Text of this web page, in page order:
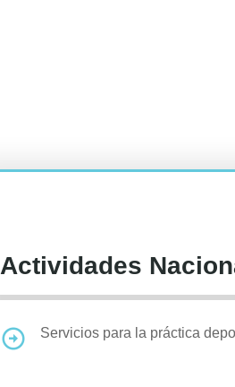
Actividades
Servicios para la práctica